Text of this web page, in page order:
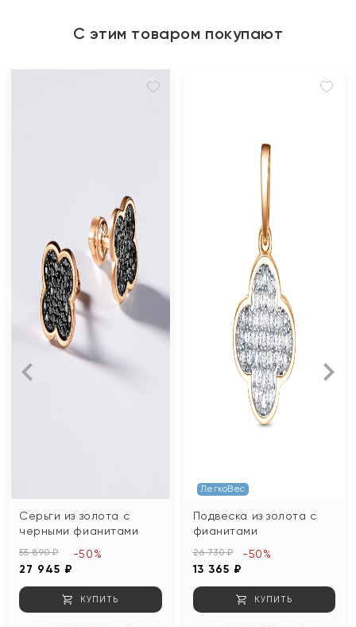
С этим товаром покупают
Серьги из золота с
черными фианитами
55 890 ₽
27 945 ₽
-50%
КУПИТЬ
ЛегкоВес
Подвеска из золота с
фианитами
26 730 ₽
13 365 ₽
-50%
КУПИТЬ